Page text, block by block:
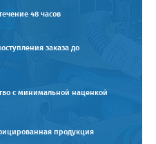
48 часов
заказа до
с минимальной наценкой
продукция